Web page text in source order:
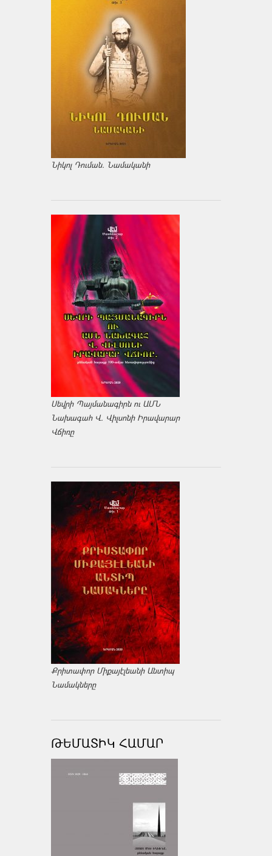
Նիկոլ Դուման. Նամականի
Սեվրի Պայմանագիրն ու ԱՄՆ
Նախագահ Վ. Վիլսոնի Իրավարար
Վճիռը
Քրիտափոր Միքայէլեանի Անտիպ
Նամակները
ԹԵՄԱՏԻԿ ՀԱՄԱՐ